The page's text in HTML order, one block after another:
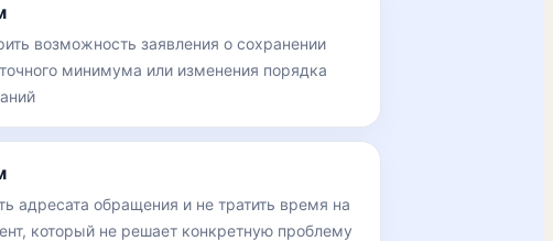
возможность заявления о сохранении
минимума или изменения порядка
адресата обращения и не тратить время на
который не решает конкретную проблему